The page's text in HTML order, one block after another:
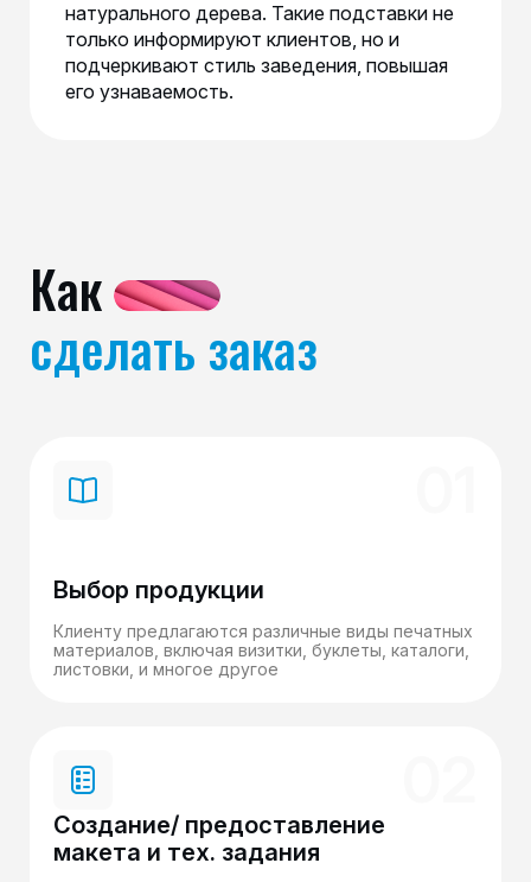
натурального дерева. Такие подставки не
только информируют клиентов, но и
подчеркивают стиль заведения, повышая
его узнаваемость.
Как
сделать заказ
Выбор продукции
Клиенту предлагаются различные виды печатных
материалов, включая визитки, буклеты, каталоги,
листовки, и многое другое
Создание/ предоставление
макета и тех. задания